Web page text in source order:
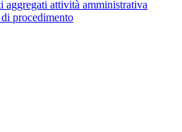
aggregati attività amministrativa
procedimento